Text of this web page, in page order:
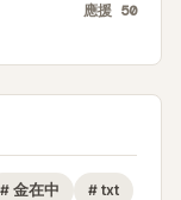
應援 50
# 金在中 # txt